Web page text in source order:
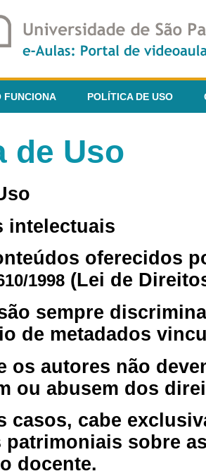
FUNCIONA POLÍTICA DE USO
de Uso
intelectuais
oferecidos
1998 (Lei de
sempre
de metadados
os autores não
ou abusem dos
casos, cabe
sobre
docente.